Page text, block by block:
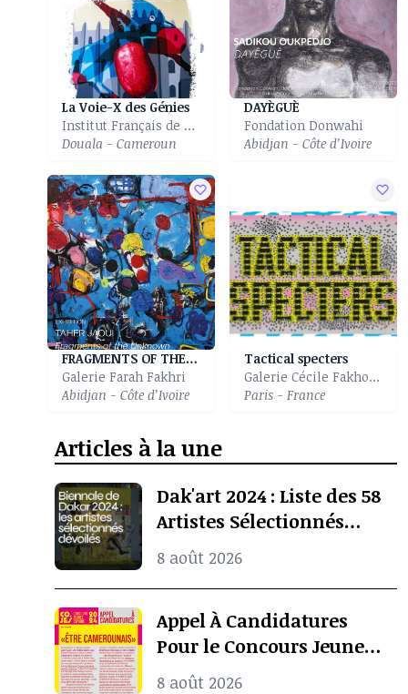
La Voie-X des Génies
Institut Français de Douala
Douala - Cameroun
DAYÈGUÈ
Fondation Donwahi
Abidjan - Côte d’Ivoire
FRAGMENTS OF THE UNKNOWN
Galerie Farah Fakhri
Abidjan - Côte d’Ivoire
Tactical specters
Galerie Cécile Fakhoury
Paris - France
Articles à la une
Dak'art 2024 : Liste des 58
Artistes Sélectionnés
Pour l’Exposition
Internationale De La
Biennale De Dakar
8 août 2026
Appel À Candidatures
Pour le Concours Jeunes
Espoirs 2024 (COJES)
8 août 2026